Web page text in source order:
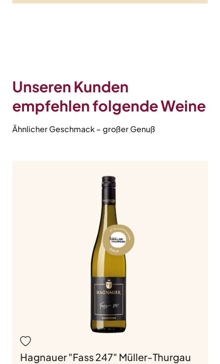
Unseren Kunden
empfehlen folgende Weine
Ähnlicher Geschmack – großer Genuß
Hagnauer "Fass 247" Müller-Thurgau